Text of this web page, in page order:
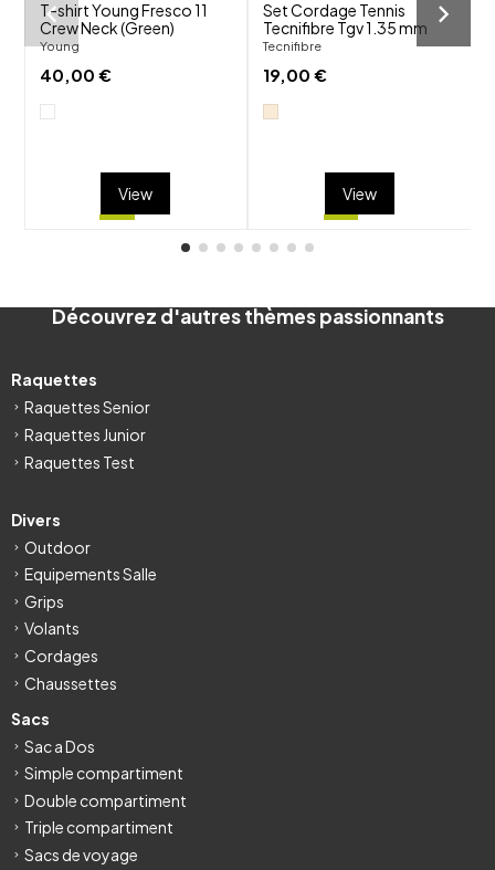
T-shirt Young Fresco 11
Crew Neck (Green)
Young
40,00 €
View
Set Cordage Tennis
Tecnifibre Tgv 1.35 mm
Tecnifibre
19,00 €
View
Découvrez d'autres thèmes passionnants
Raquettes
Raquettes Senior
Raquettes Junior
Raquettes Test
Divers
Outdoor
Equipements Salle
Grips
Volants
Cordages
Chaussettes
Sacs
Sac a Dos
Simple compartiment
Double compartiment
Triple compartiment
Sacs de voyage